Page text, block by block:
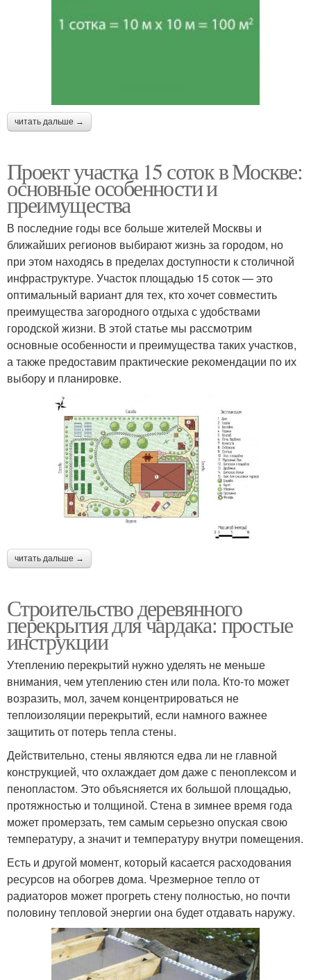
читать дальше →
Проект участка 15 соток в Москве:
основные особенности и
преимущества
В последние годы все больше жителей Москвы и
ближайших регионов выбирают жизнь за городом, но
при этом находясь в пределах доступности к столичной
инфраструктуре. Участок площадью 15 соток — это
оптимальный вариант для тех, кто хочет совместить
преимущества загородного отдыха с удобствами
городской жизни. В этой статье мы рассмотрим
основные особенности и преимущества таких участков,
а также предоставим практические рекомендации по их
выбору и планировке.
читать дальше →
Строительство деревянного
перекрытия для чардака: простые
инструкции
Утеплению перекрытий нужно уделять не меньше
внимания, чем утеплению стен или пола. Кто-то может
возразить, мол, зачем концентрироваться не
теплоизоляции перекрытий, если намного важнее
защитить от потерь тепла стены.
Действительно, стены являются едва ли не главной
конструкцией, что охлаждает дом даже с пеноплексом и
пенопластом. Это объясняется их большой площадью,
протяжностью и толщиной. Стена в зимнее время года
может промерзать, тем самым серьезно опуская свою
температуру, а значит и температуру внутри помещения.
Есть и другой момент, который касается расходования
ресурсов на обогрев дома. Чрезмерное тепло от
радиаторов может прогреть стену полностью, но почти
половину тепловой энергии она будет отдавать наружу.